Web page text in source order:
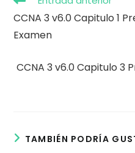
artículos
CCNA 3 v6.0 Capitulo 1
Examen
CCNA 3 v6.0 Capitulo 3
TAMBIÉN PODRÍA